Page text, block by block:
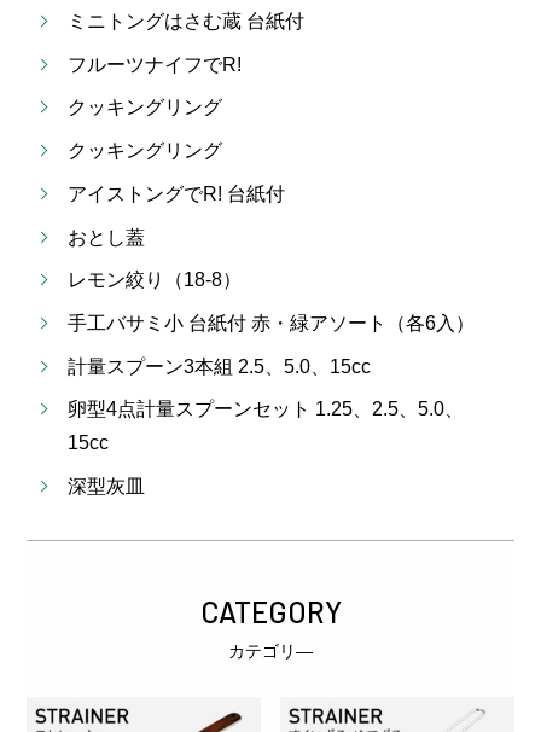
ミニトングはさむ蔵 台紙付
フルーツナイフでR!
クッキングリング
クッキングリング
アイストングでR! 台紙付
おとし蓋
レモン絞り（18-8）
手工バサミ小 台紙付 赤・緑アソート（各6入）
計量スプーン3本組 2.5、5.0、15cc
卵型4点計量スプーンセット 1.25、2.5、5.0、
15cc
深型灰皿
CATEGORY
カテゴリ―